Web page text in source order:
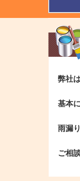
弊社
基本
雨漏
ご相